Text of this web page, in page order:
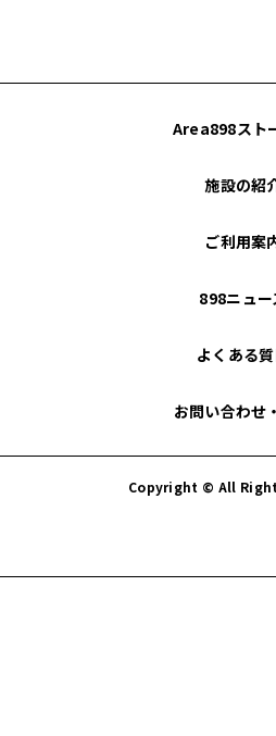
Area898スト
施設の紹
ご利用案
898ニュー
よくある
お問い合わせ
Copyright © All